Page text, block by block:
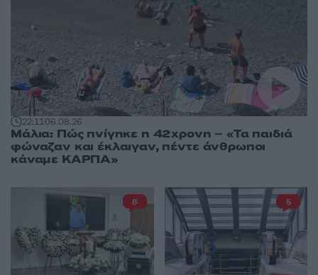
22:1106.08.26
Μάλια: Πώς πνίγηκε η 42χρονη – «Τα παιδιά
φώναζαν και έκλαιγαν, πέντε άνθρωποι
κάναμε ΚΑΡΠΑ»
8 5